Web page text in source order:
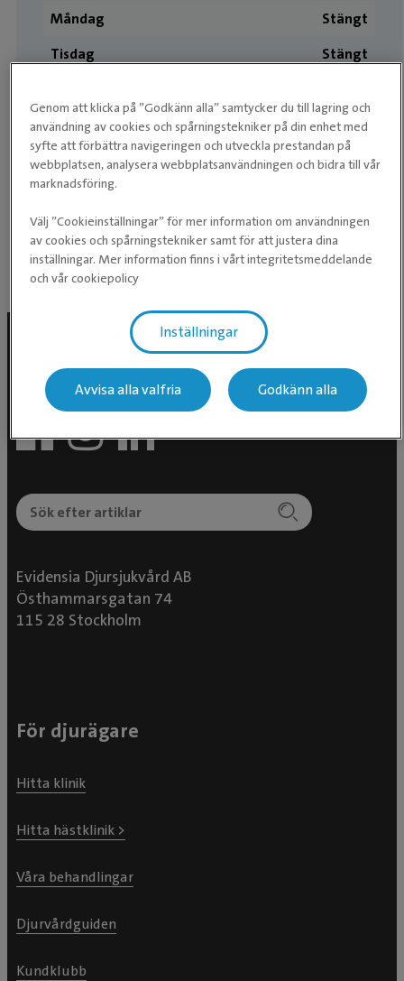
Måndag
Stängt
Tisdag
Stängt
Torsdag
Stängt
Fredag
Stängt
Söndag
Stängt
Facebook inlägg
Följ oss i sociala medier
Evidensia Djursjukvård AB
Östhammarsgatan 74
115 28 Stockholm
För djurägare
Hitta klinik
Hitta hästklinik >
Våra behandlingar
Djurvårdguiden
Kundklubb
Genom att klicka på ”Godkänn alla” samtycker du till lagring och
användning av cookies och spårningstekniker på din enhet med
syfte att förbättra navigeringen och utveckla prestandan på
webbplatsen, analysera webbplatsanvändningen och bidra till vår
marknadsföring.
Välj ”Cookieinställningar” för mer information om användningen
av cookies och spårningstekniker samt för att justera dina
inställningar. Mer information finns i vårt integritetsmeddelande
och vår cookiepolicy
Inställningar
Avvisa alla valfria Godkänn alla